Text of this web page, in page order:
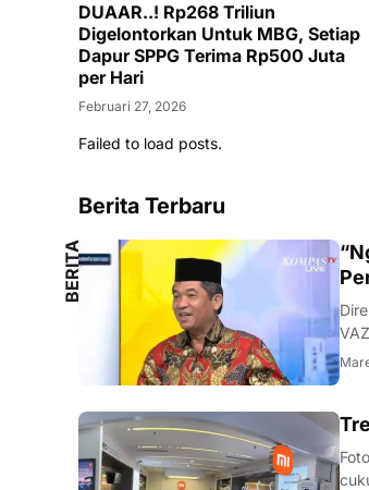
DUAAR..! Rp268 Triliun
Digelontorkan Untuk MBG, Setiap
Dapur SPPG Terima Rp500 Juta
per Hari
Februari 27, 2026
Failed to load posts.
Berita Terbaru
B
E
R
I
T
A
L
O
K
AL
Foto: